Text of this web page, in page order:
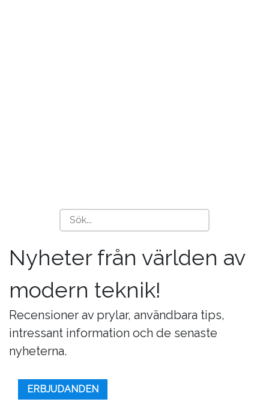
Nyheter från världen av
modern teknik!
Recensioner av prylar, användbara tips,
intressant information och de senaste
nyheterna.
ERBJUDANDEN